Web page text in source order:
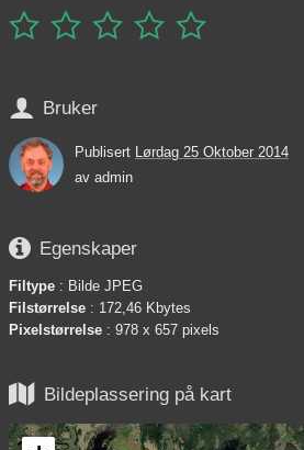
    
 Bruker
Publisert Lørdag 25 Oktober 2014
av admin
 Egenskaper
Filtype : Bilde JPEG
Filstørrelse : 172,46 Kbytes
Pixelstørrelse : 978 x 657 pixels
 Bildeplassering på kart